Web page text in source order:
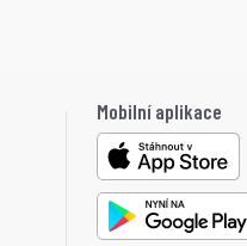
Mobilní aplikace